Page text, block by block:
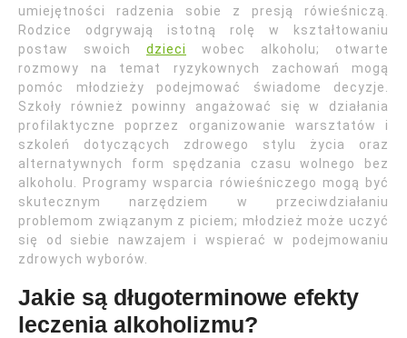
umiejętności radzenia sobie z presją rówieśniczą.
Rodzice odgrywają istotną rolę w kształtowaniu
postaw swoich dzieci
wobec alkoholu; otwarte
rozmowy na temat ryzykownych zachowań mogą
pomóc młodzieży podejmować świadome decyzje.
Szkoły również powinny angażować się w działania
profilaktyczne poprzez organizowanie warsztatów i
szkoleń dotyczących zdrowego stylu życia oraz
alternatywnych form spędzania czasu wolnego bez
alkoholu. Programy wsparcia rówieśniczego mogą być
skutecznym narzędziem w przeciwdziałaniu
problemom związanym z piciem; młodzież może uczyć
się od siebie nawzajem i wspierać w podejmowaniu
zdrowych wyborów.
Jakie są długoterminowe efekty
leczenia alkoholizmu?